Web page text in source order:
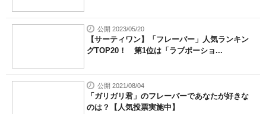
公開 2023/05/20
【サーティワン】「フレーバー」人気ランキン
グTOP20！ 第1位は「ラブポーショ...
公開 2021/08/04
「ガリガリ君」のフレーバーであなたが好きな
のは？【人気投票実施中】